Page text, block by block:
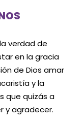
verdad de
en la gracia
de Dios amar
y la
que quizás a
y agradecer.